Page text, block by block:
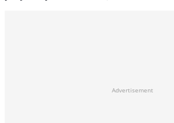
Advertisement